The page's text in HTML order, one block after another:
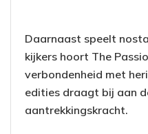
Daarnaast speelt
kijkers hoort The
verbondenheid met
edities draagt bij aan
aantrekkingskracht.